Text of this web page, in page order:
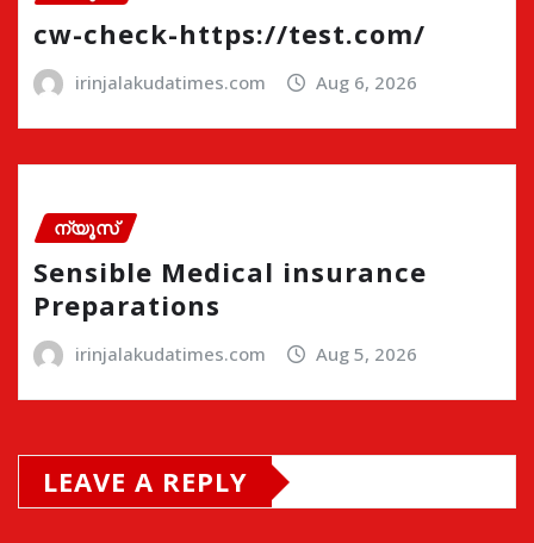
cw-check-https://test.com/
irinjalakudatimes.com Aug 6, 2026
ന്യൂസ്
Sensible Medical insurance
Preparations
irinjalakudatimes.com Aug 5, 2026
LEAVE A REPLY